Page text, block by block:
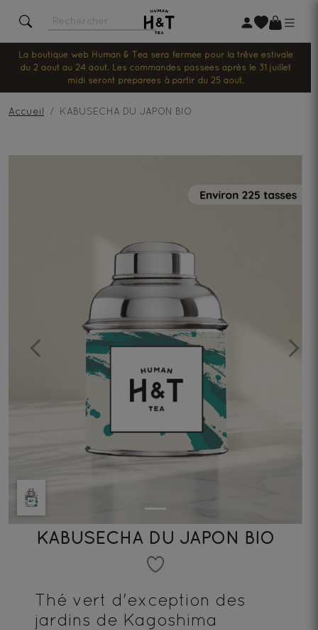
La boutique web Human & Tea sera fermée pour la trêve estivale
du 2 août au 24 août. Les commandes passées après le 31 juillet
midi seront préparées à partir du 25 août.
Accueil KABUSECHA DU JAPON BIO
Previous Next
KABUSECHA DU JAPON BIO
Thé vert d'exception des
jardins de Kagoshima